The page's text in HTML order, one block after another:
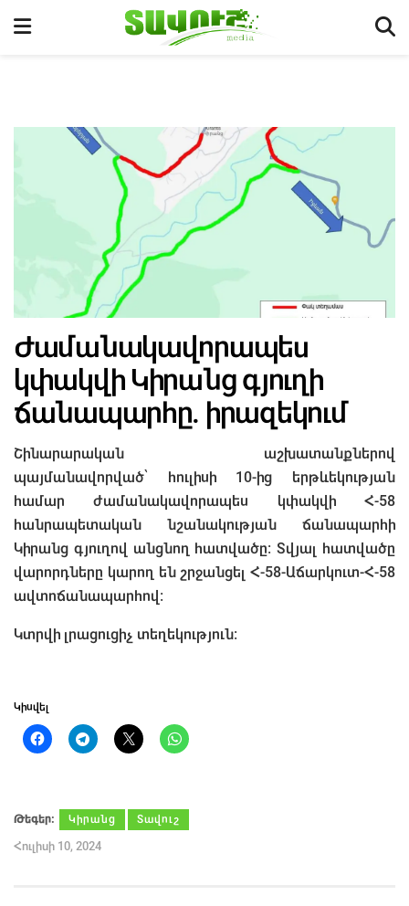
Ժամանակավորապես
կփակվի Կիրանց գյուղի
ճանապարհը. իրազեկում
Շինարարական աշխատանքներով
պայմանավորված՝ հուլիսի 10-ից երթևեկության
համար ժամանակավորապես կփակվի Հ-58
հանրապետական նշանակության ճանապարհի
Կիրանց գյուղով անցնող հատվածը։ Տվյալ հատվածը
վարորդները կարող են շրջանցել Հ-58-Աճարկուտ-Հ-58
ավտոճանապարհով։
Կտրվի լրացուցիչ տեղեկություն։
Կիսվել
Թեգեր։ Կիրանց Տավուշ
Հուլիսի 10, 2024